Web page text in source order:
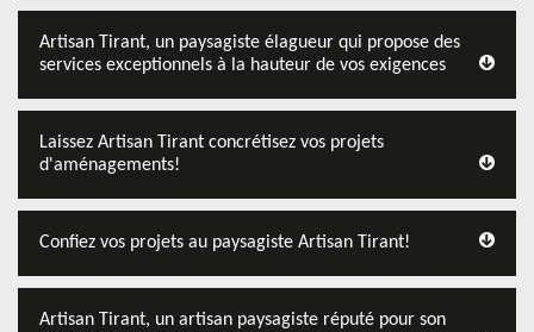
Artisan Tirant, un paysagiste élagueur qui propose des
services exceptionnels à la hauteur de vos exigences
Laissez Artisan Tirant concrétisez vos projets
d'aménagements!
Confiez vos projets au paysagiste Artisan Tirant!
Artisan Tirant, un artisan paysagiste réputé pour son